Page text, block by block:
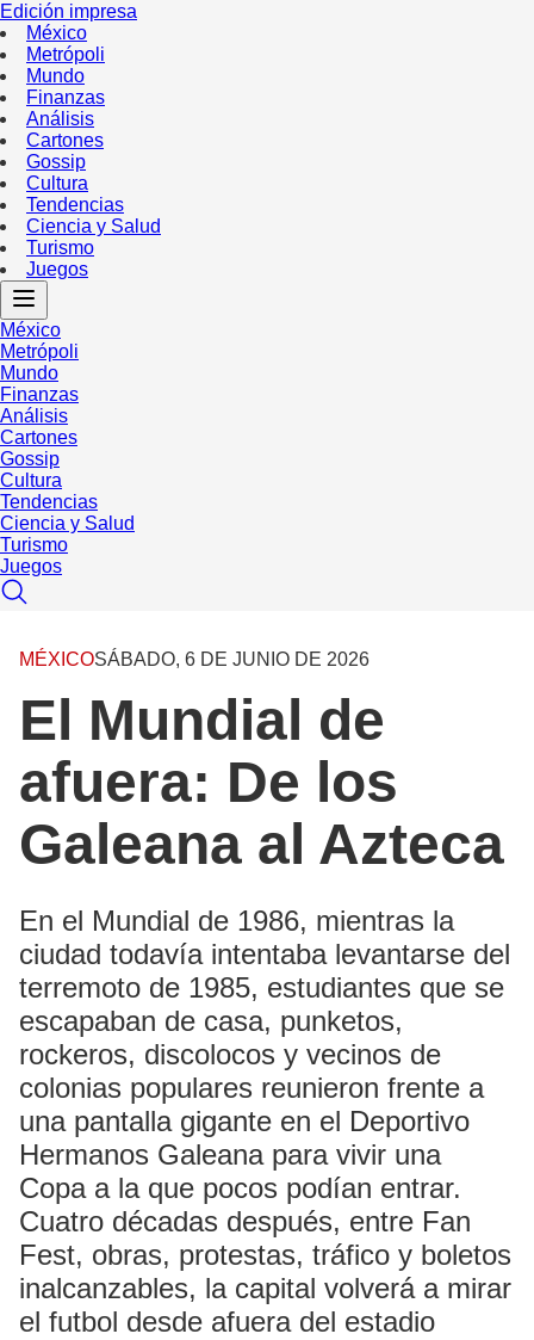
Edición impresa
México
Metrópoli
Mundo
Finanzas
Análisis
Cartones
Gossip
Cultura
Tendencias
Ciencia y Salud
Turismo
Juegos
México
Metrópoli
Mundo
Finanzas
Análisis
Cartones
Gossip
Cultura
Tendencias
Ciencia y Salud
Turismo
Juegos
MÉXICOSÁBADO, 6 DE JUNIO DE 2026
El Mundial de
afuera: De los
Galeana al Azteca
En el Mundial de 1986, mientras la
ciudad todavía intentaba levantarse del
terremoto de 1985, estudiantes que se
escapaban de casa, punketos,
rockeros, discolocos y vecinos de
colonias populares reunieron frente a
una pantalla gigante en el Deportivo
Hermanos Galeana para vivir una
Copa a la que pocos podían entrar.
Cuatro décadas después, entre Fan
Fest, obras, protestas, tráfico y boletos
inalcanzables, la capital volverá a mirar
el futbol desde afuera del estadio